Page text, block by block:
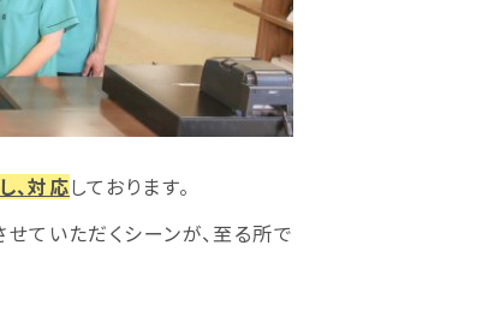
、対応しております。
ていただくシーンが、至る所で